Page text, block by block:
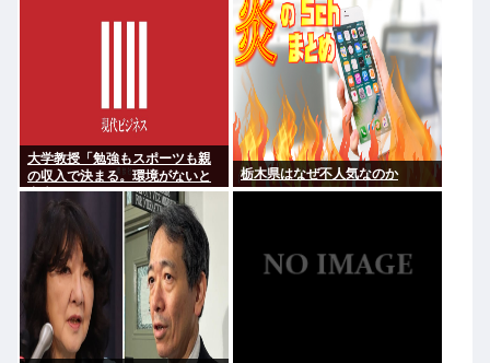
大学教授「勉強もスポーツも親
の収入で決まる。環境がないと
出来るわけがない」
栃木県はなぜ不人気なのか